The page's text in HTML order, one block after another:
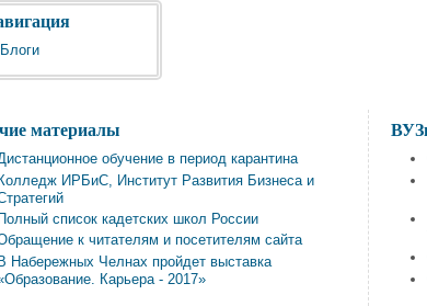
Блоги
материалы
обучение в период карантина
ИРБиС, Институт Развития Бизнеса и
Полный список кадетских школ России
к читателям и посетителям сайта
Набережных Челнах пройдет выставка
Карьера - 2017»